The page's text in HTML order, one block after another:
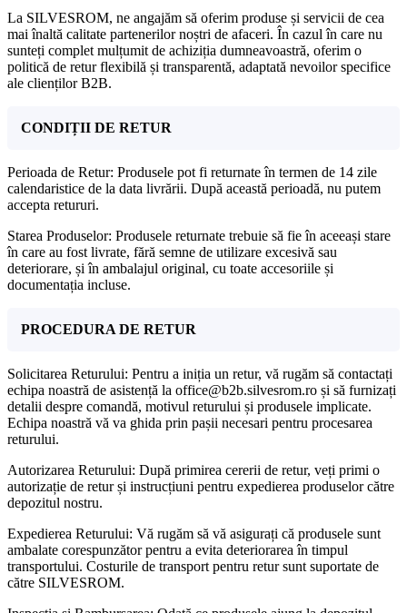
La SILVESROM, ne angajăm să oferim produse și servicii de cea
mai înaltă calitate partenerilor noștri de afaceri. În cazul în care nu
sunteți complet mulțumit de achiziția dumneavoastră, oferim o
politică de retur flexibilă și transparentă, adaptată nevoilor specifice
ale clienților B2B.
CONDIȚII DE RETUR
Perioada de Retur: Produsele pot fi returnate în termen de 14 zile
calendaristice de la data livrării. După această perioadă, nu putem
accepta retururi.
Starea Produselor: Produsele returnate trebuie să fie în aceeași stare
în care au fost livrate, fără semne de utilizare excesivă sau
deteriorare, și în ambalajul original, cu toate accesoriile și
documentația incluse.
PROCEDURA DE RETUR
Solicitarea Returului: Pentru a iniția un retur, vă rugăm să contactați
echipa noastră de asistență la office@b2b.silvesrom.ro și să furnizați
detalii despre comandă, motivul returului și produsele implicate.
Echipa noastră vă va ghida prin pașii necesari pentru procesarea
returului.
Autorizarea Returului: După primirea cererii de retur, veți primi o
autorizație de retur și instrucțiuni pentru expedierea produselor către
depozitul nostru.
Expedierea Returului: Vă rugăm să vă asigurați că produsele sunt
ambalate corespunzător pentru a evita deteriorarea în timpul
transportului. Costurile de transport pentru retur sunt suportate de
către SILVESROM.